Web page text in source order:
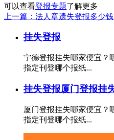
可以查看登报专题了解更多
上一篇：法人章遗失登报多少钱
挂失登报
宁德登报挂失哪家便宜？
指定刊登哪个报纸...
挂失登报厦门登报挂
厦门登报挂失哪家便宜？
指定刊登哪个报纸...